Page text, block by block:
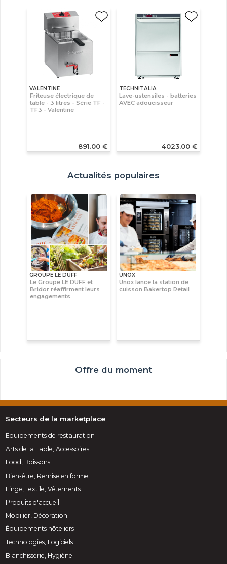
VALENTINE
Friteuse électrique de
table - 3 litres - Série TF -
TF3 - Valentine
891.00 €
TECHNITALIA
Lave-ustensiles - batteries
AVEC adoucisseur
4023.00 €
Actualités populaires
GROUPE LE DUFF
Le Groupe LE DUFF et
Bridor réaffirment leurs
engagements
UNOX
Unox lance la station de
cuisson Bakertop Retail
Offre du moment
Secteurs de la marketplace
Equipements de restauration
Arts de la Table, Accessoires
Food, Boissons
Bien-être, Remise en forme
Linge, Textile, Vêtements
Produits d'accueil
Mobilier, Décoration
Équipements hôteliers
Technologies, Logiciels
Blanchisserie, Hygiène